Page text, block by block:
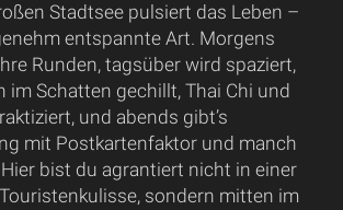
Stadtsee pulsiert das Leben –
entspannte Art. Morgens
Runden, tagsüber wird spaziert,
im Schatten gechillt, Thai Chi und
und abends gibt’s
mit Postkartenfaktor und manch
bist du agrantiert nicht in einer
sondern mitten im